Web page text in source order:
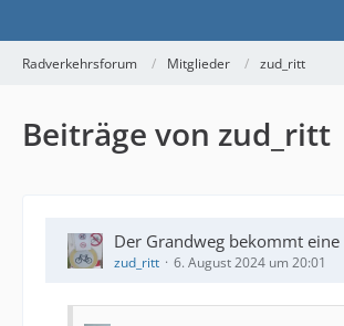
Radverkehrsforum Mitglieder zud_ritt
Beiträge von zud_ritt
Der Grandweg bekommt
zud_ritt 6. August 2024 um 20:01